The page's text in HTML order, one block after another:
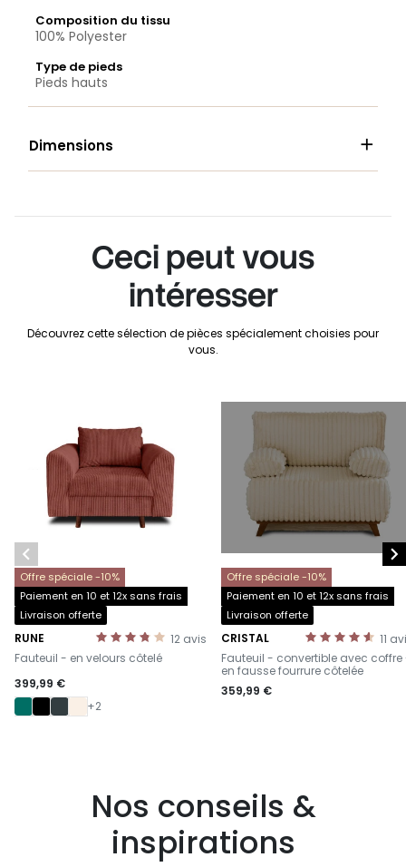
Composition du tissu
100% Polyester
Type de pieds
Pieds hauts
Dimensions 
Ceci peut vous
intéresser
Découvrez cette sélection de pièces spécialement choisies pour
vous.
Offre spéciale -10%
Paiement en 10 et 12x sans frais
Livraison offerte
12 avis
RUNE
-
Fauteuil - en velours côtelé
399,99 €
+2
Offre spéciale -10%
Paiement en 10 et 12x sans frais
Livraison offerte
11
CRISTAL
-
Fauteuil - convertible avec
en fausse fourrure côtelée
359,99 €
 
Nos conseils &
inspirations